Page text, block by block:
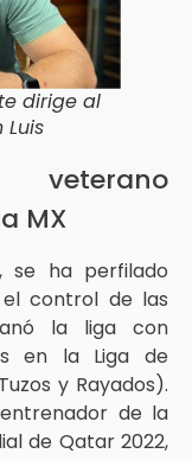
dirige al
Luis
MX
se ha perfilado
control de las
la liga con
en la Liga de
y Rayados).
de la
de Qatar 2022,